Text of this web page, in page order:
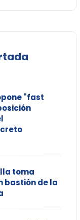
"fast
toma
bastión de la